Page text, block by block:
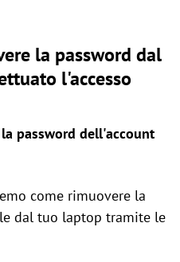
la password dal
l'accesso
password dell'account
come rimuovere la
dal tuo laptop tramite le